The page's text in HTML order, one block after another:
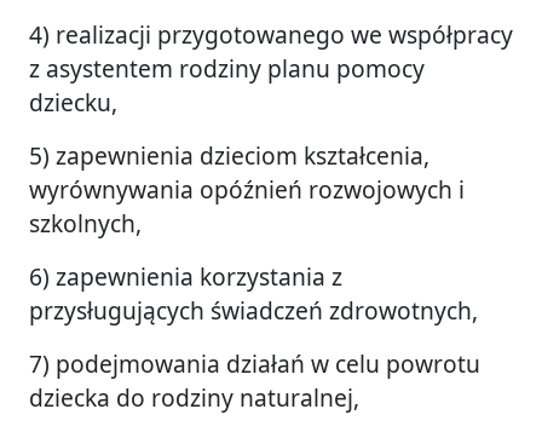
4) realizacji przygotowanego we współpracy
z asystentem rodziny planu pomocy
dziecku,
5) zapewnienia dzieciom kształcenia,
wyrównywania opóźnień rozwojowych i
szkolnych,
6) zapewnienia korzystania z
przysługujących świadczeń zdrowotnych,
7) podejmowania działań w celu powrotu
dziecka do rodziny naturalnej,